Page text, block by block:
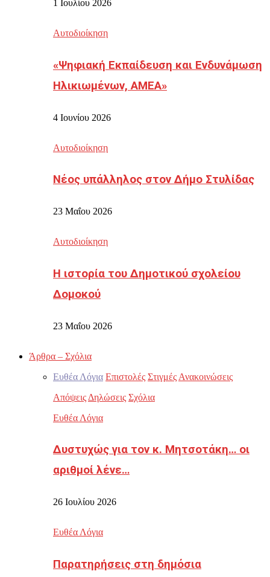
1 Ιουλίου 2026
Αυτοδιοίκηση
«Ψηφιακή Εκπαίδευση και Ενδυνάμωση
Ηλικιωμένων, ΑΜΕΑ»
4 Ιουνίου 2026
Αυτοδιοίκηση
Νέος υπάλληλος στον Δήμο Στυλίδας
23 Μαΐου 2026
Αυτοδιοίκηση
Η ιστορία του Δημοτικού σχολείου
Δομοκού
23 Μαΐου 2026
Άρθρα – Σχόλια
Ευθέα Λόγια Επιστολές Στιγμές Ανακοινώσεις
Απόψεις Δηλώσεις Σχόλια
Ευθέα Λόγια
Δυστυχώς για τον κ. Μητσοτάκη… οι
αριθμοί λένε…
26 Ιουλίου 2026
Ευθέα Λόγια
Παρατηρήσεις στη δημόσια